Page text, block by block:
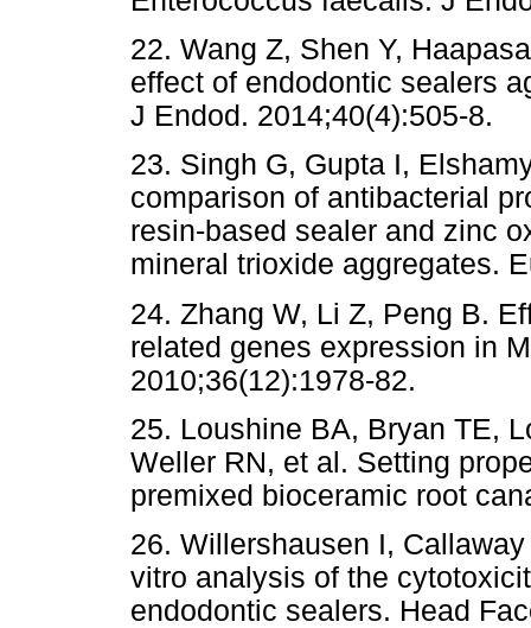
22. Wang Z, Shen Y,
effect of endodontic sealers
J Endod. 2014;40(4):505-8.
23. Singh G, Gupta I,
comparison of antibacterial
resin-based sealer and zinc
mineral trioxide aggregates.
24. Zhang W, Li Z, Peng B.
related genes expression in
2010;36(12):1978-82.
25. Loushine BA, Bryan TE,
Weller RN, et al. Setting
premixed bioceramic root
26. Willershausen I,
vitro analysis of the
endodontic sealers. Head